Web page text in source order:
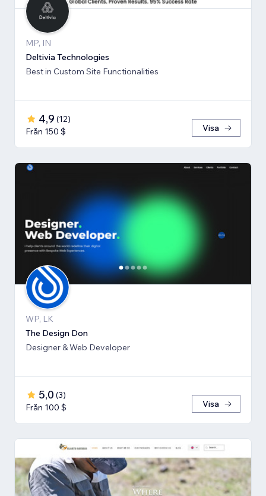
MP, IN
Deltivia Technologies
Best in Custom Site Functionalities
4,9 (12)
Från 150 $
Visa
WP, LK
The Design Don
Designer & Web Developer
5,0 (3)
Från 100 $
Visa